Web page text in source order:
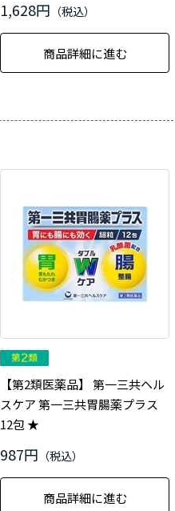
1,628円
商品詳細に進む
【第2類医薬品】 第一三共ヘル
スケア 第一三共胃腸薬プラス
12包 ★
987円
商品詳細に進む